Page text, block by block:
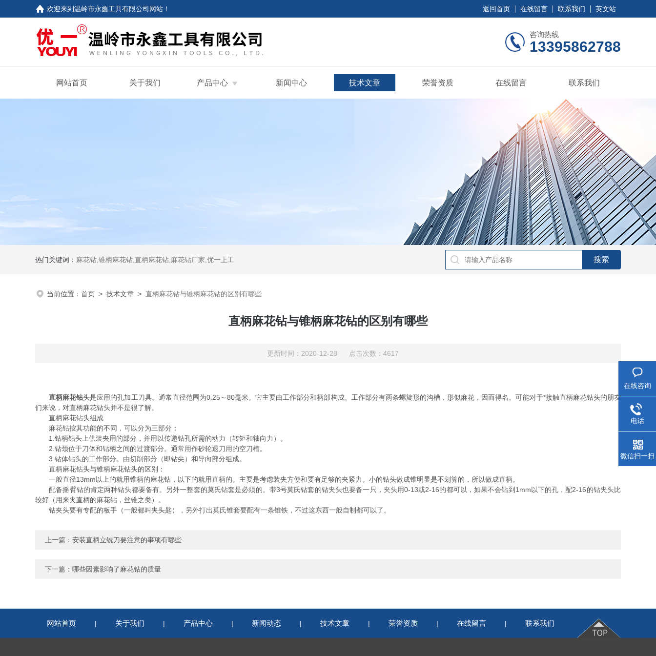
欢迎来到温岭市永鑫工具有限公司网站 ！ 返回首页 在线留言 联系我们 英文站
咨询热线
13395862788
网站首页 关于我们 产品中心 新闻中心 技术文章 荣誉资质 在线留言 联系我们
热门关键词： 麻花钻,锥柄麻花钻,直柄麻花钻,麻花钻厂家,优一上工
当前位置： 首页 > 技术文章 > 直柄麻花钻与锥柄麻花钻的区别有哪些
直柄麻花钻与锥柄麻花钻的区别有哪些
更新时间：2020-12-28 点击次数：4617
直柄麻花钻头是应用的孔加工刀具。通常直径范围为0.25～80毫米。它主要由工作部分和柄部构成。工作部分有两条螺旋形的沟槽，形似麻花，因而得名。可能对于*接触直柄麻花钻头的朋友
们来说，对直柄麻花钻头并不是很了解。
直柄麻花钻头组成
麻花钻按其功能的不同，可以分为三部分：
1.钻柄钻头上供装夹用的部分，并用以传递钻孔所需的动力（转矩和轴向力）。
2.钻颈位于刀体和钻柄之间的过渡部分。通常用作砂轮退刀用的空刀槽。
3.钻体钻头的工作部分。由切削部分（即钻尖）和导向部分组成。
直柄麻花钻头与锥柄麻花钻头的区别：
一般直径13mm以上的就用锥柄的麻花钻，以下的就用直柄的。主要是考虑装夹方便和要有足够的夹紧力。小的钻头做成锥明显是不划算的，所以做成直柄。
配备摇臂钻的肯定两种钻头都要备有。另外一整套的莫氏钻套是必须的。带3号莫氏钻套的钻夹头也要备一只，夹头用0-13或2-16的都可以，如果不会钻到1mm以下的孔，配2-16的钻夹头比
较好（用来夹直柄的麻花钻，丝锥之类）。
钻夹头要有专配的板手（一般都叫夹头匙），另外打出莫氏锥套要配有一条锥铁，不过这东西一般自制都可以了。
上一篇： 安装直柄立铣刀要注意的事项有哪些
下一篇： 哪些因素影响了麻花钻的质量
网站首页 | 关于我们 | 产品中心 | 新闻动态 | 技术文章 | 荣誉资质 | 在线留言 | 联系我们
在线咨询
电话
微信扫一扫